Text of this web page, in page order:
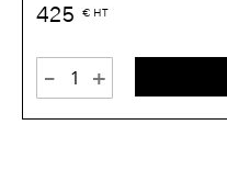
425 € HT
- +